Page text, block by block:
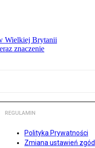
Wielkiej Brytanii
znaczenie
REGULAMIN
Polityka Prywatności
Zmiana ustawień zgód